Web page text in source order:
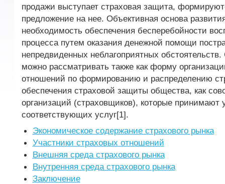
продажи выступает страховая защита,
предложение на нее. Объективная основа
необходимость обеспечения бесперебойности
процесса путем оказания денежной помощи
непредвиденных неблагоприятных
можно рассматривать также как форму
отношений по формированию и распределению
обеспечения страховой защиты общества, как
организаций (страховщиков), которые принимают
соответствующих услуг[1].
Экономическое содержание страхового рынка
Участники страховых отношений
Внешняя среда страхового рынка
Внутренняя среда страхового рынка
Заключение